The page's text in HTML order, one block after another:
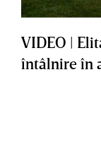
VIDEO |
întâlnire în